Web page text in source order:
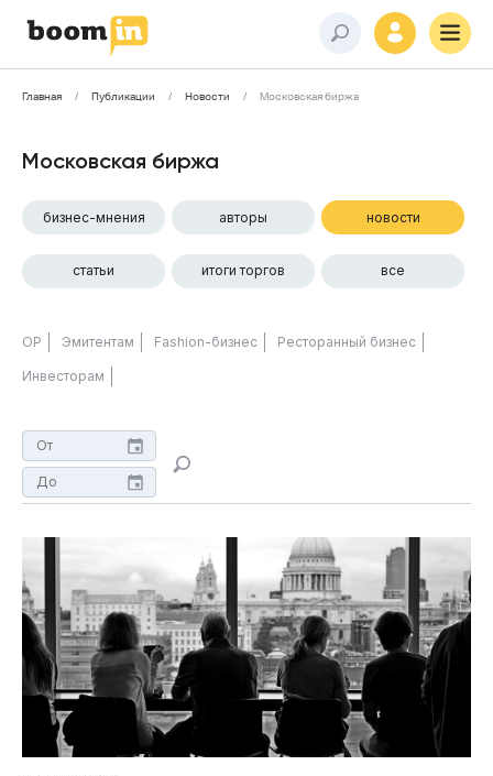
Главная Публикации Новости Московская биржа
Московская биржа
бизнес-мнения авторы новости
статьи итоги торгов все
ОР Эмитентам Fashion-бизнес Ресторанный бизнес
Инвесторам